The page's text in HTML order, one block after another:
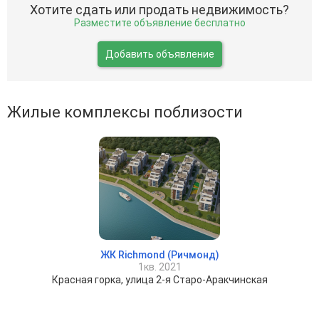
Хотите сдать или продать недвижимость?
Разместите объявление бесплатно
Добавить объявление
Жилые комплексы поблизости
ЖК Richmond (Ричмонд)
1кв. 2021
Красная горка, улица 2-я Старо-Аракчинская